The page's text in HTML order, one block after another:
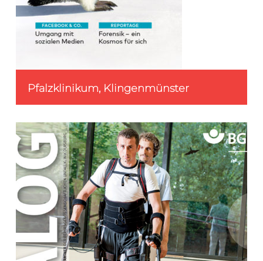
Pfalzklinikum, Klingenmünster